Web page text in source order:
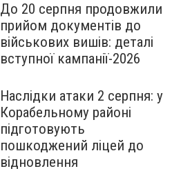
До 20 серпня продовжили
прийом документів до
військових вишів: деталі
вступної кампанії-2026
Наслідки атаки 2 серпня: у
Корабельному районі
підготовують
пошкоджений ліцей до
відновлення